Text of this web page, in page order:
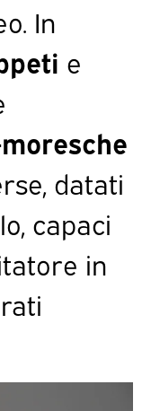
In
e
datati
capaci
in